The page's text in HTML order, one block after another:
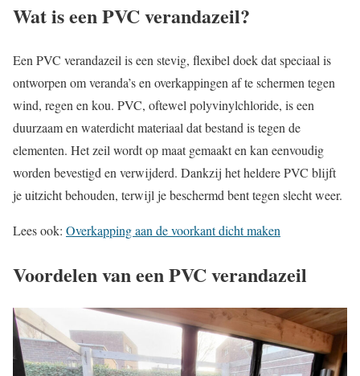
Wat is een PVC verandazeil?
Een PVC verandazeil is een stevig, flexibel doek dat speciaal is
ontworpen om veranda’s en overkappingen af te schermen tegen
wind, regen en kou. PVC, oftewel polyvinylchloride, is een
duurzaam en waterdicht materiaal dat bestand is tegen de
elementen. Het zeil wordt op maat gemaakt en kan eenvoudig
worden bevestigd en verwijderd. Dankzij het heldere PVC blijft
je uitzicht behouden, terwijl je beschermd bent tegen slecht weer.
Lees ook: Overkapping aan de voorkant dicht maken
Voordelen van een PVC verandazeil